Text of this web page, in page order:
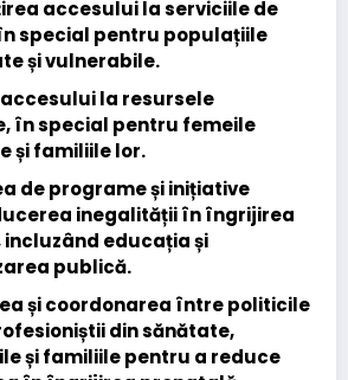
accesului la serviciile de
special pentru populațiile
și vulnerabile.
la resursele
, în special pentru femeile
și familiile lor.
de programe și inițiative
inegalității în îngrijirea
educația și
publică.
și coordonarea între politicile
din sănătate,
și familiile pentru a reduce